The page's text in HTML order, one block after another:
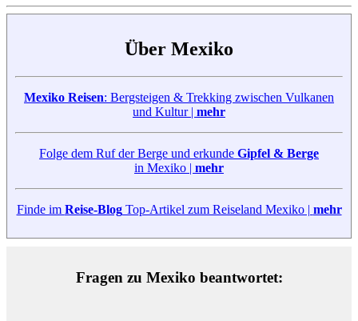
Über Mexiko
Mexiko Reisen: Bergsteigen & Trekking zwischen Vulkanen
und Kultur | mehr
Folge dem Ruf der Berge und erkunde Gipfel & Berge
in Mexiko | mehr
Finde im Reise-BlogTop-Artikel zum Reiseland Mexiko | mehr
Fragen zu Mexiko beantwortet: